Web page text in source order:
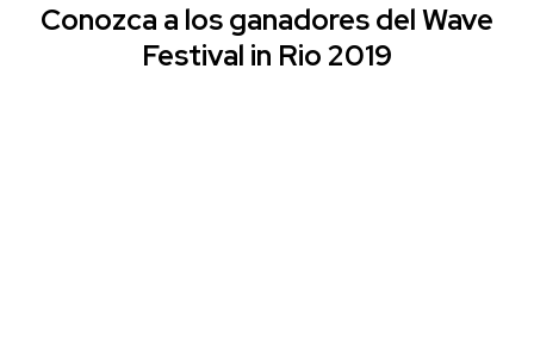
Conozca a los ganadores del Wave
Festival in Rio 2019